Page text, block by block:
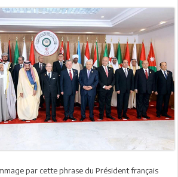
par cette phrase du Président français